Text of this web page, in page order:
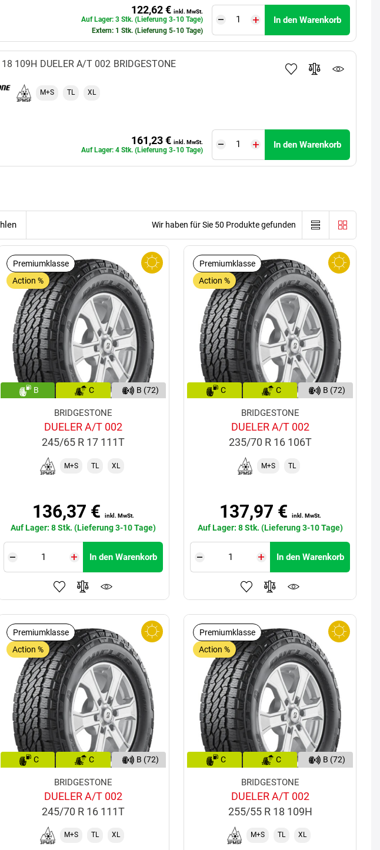
122,62 € inkl. MwSt.
Auf Lager: 3 Stk. (Lieferung 3-10 Tage)
Extern: 1 Stk. (Lieferung 5-10 Tage)
In den Warenkorb
BRIDGESTONE
DUELER A/T 002
109H
M+S TL XL
161,23 € inkl. MwSt.
Auf Lager: 4 Stk. (Lieferung 3-10 Tage) In den Warenkorb
Wir haben für Sie 50 Produkte gefunden
Premiumklasse
Action %
B C B (72)
BRIDGESTONE
DUELER A/T 002
245/65 R 17 111T
M+S TL XL
136,37 € inkl. MwSt.
Auf Lager: 8 Stk. (Lieferung 3-10 Tage)
In den Warenkorb
Premiumklasse
Action %
C C B (72)
BRIDGESTONE
DUELER A/T 002
235/70 R 16 106T
M+S TL
137,97 € inkl. MwSt.
Auf Lager: 8 Stk. (Lieferung 3-10 Tage)
In den Warenkorb
Premiumklasse
Action %
C C B (72)
BRIDGESTONE
DUELER A/T 002
245/70 R 16 111T
M+S TL XL
Premiumklasse
Action %
C C B (72)
BRIDGESTONE
DUELER A/T 002
255/55 R 18 109H
M+S TL XL